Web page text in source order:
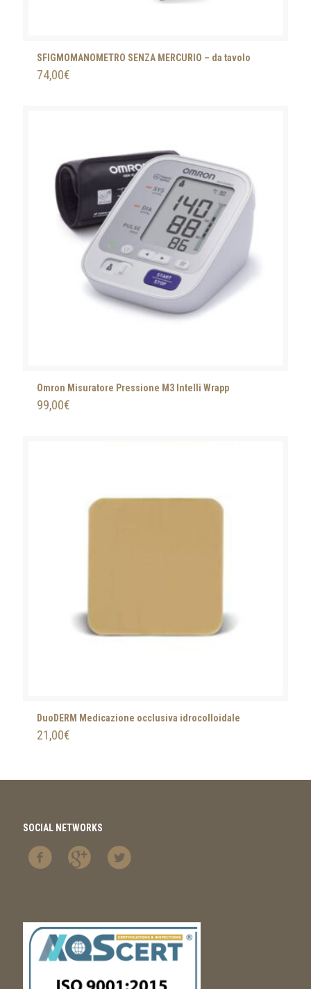
SFIGMOMANOMETRO SENZA MERCURIO – da tavolo
74,00€
Omron Misuratore Pressione M3 Intelli Wrapp
99,00€
DuoDERM Medicazione occlusiva idrocolloidale
21,00€
SOCIAL NETWORKS